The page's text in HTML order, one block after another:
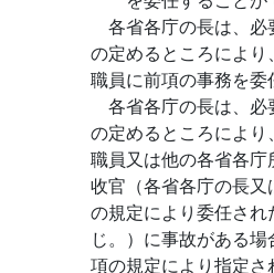
各省各庁の長は、
の定めるところによ
職員に前項の事務を委
各省各庁の長は、
の定めるところによ
職員又は他の各省各
收官（各省各庁の長
の規定により委任さ
じ。）に事故がある
項の規定により指定